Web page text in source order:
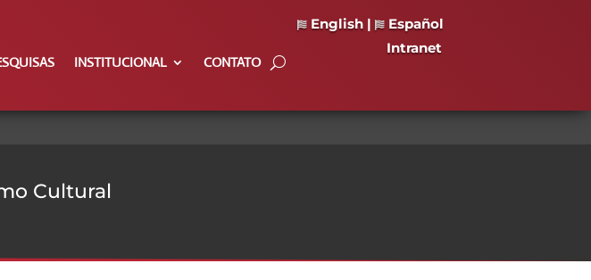
INSTITUCIONAL CONTATO
English|
Español
Intranet
Cultural